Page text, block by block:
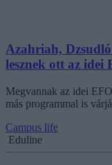
Azahriah,
lesznek ott az idei
Megvannak az idei
más programmal is
Campus life
Eduline